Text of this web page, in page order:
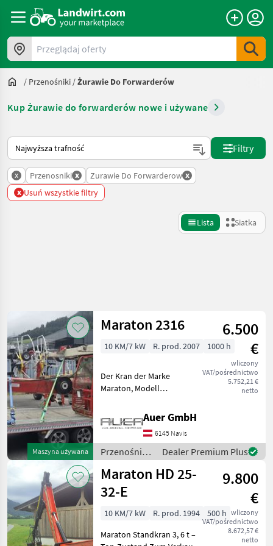
Przeglądaj oferty
/ Przenośniki /Żurawie Do Forwarderów
Kup Żurawie do forwarderów nowe i używane
Tak sortuje się na Landwirt.com
Filtry
x Przenosniki x Zurawie Do Forwarderow x
x Usuń wszystkie filtry
Lista Siatka
Kategoria 3 Kraj Filtry
AKTUALNA
ŚCIEŻKA
technika
rolnicza
Przenosniki
Zurawie Do
Forwarderow
WYBIERZ
KATEGORIĘ
Stepa
18
Sonstige
17
Zresetuj
Pokaż 50
wyników
Maszyna używana
Maraton 2316
6.500
€
wliczony
VAT/pośrednictwo
5.752,21 €
netto
10 KM/7 kW R. prod. 2007 1000 h
Der Kran der Marke
Maraton, Modell
Baujahr 2007, bietet eine
zuverlässige Leistung mit
einer Motorstärke von 10
PS. Mit insgesamt 1000
Betriebsstu
Auer GmbH
6145 Navis
Przenośniki
/ Maraton
Dealer Premium Plus
Maraton HD 25-
32-E
9.800
€
wliczony
VAT/pośrednictwo
8.672,57 €
netto
10 KM/7 kW R. prod. 1994
500 h
Maraton Standkran 3, 6 t –